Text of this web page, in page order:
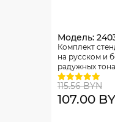
Модель:
Комплект
на русском и
радужных
115.56 BYN
107.00